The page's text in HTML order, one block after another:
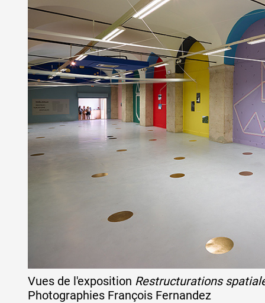
Vues de l'exposition Restructurations
Photographies François Fernandez